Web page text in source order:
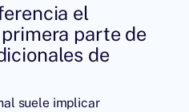
el
parte de
de
suele implicar